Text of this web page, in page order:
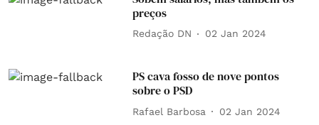
preços
Redação DN 02 Jan 2024
PS cava fosso de nove pontos
sobre o PSD
Rafael Barbosa 02 Jan 2024